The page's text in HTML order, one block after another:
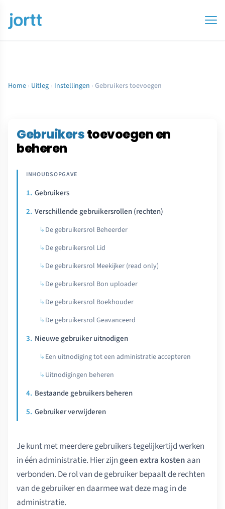
Home › Uitleg › Instellingen › Gebruikers toevoegen
Gebruikerstoevoegen en
beheren
Gebruikers
Verschillende gebruikersrollen (rechten)
De gebruikersrol Beheerder
De gebruikersrol Lid
De gebruikersrol Meekijker (read only)
De gebruikersrol Bon uploader
De gebruikersrol Boekhouder
De gebruikersrol Geavanceerd
Nieuwe gebruiker uitnodigen
Een uitnodiging tot een administratie accepteren
Uitnodigingen beheren
Bestaande gebruikers beheren
Gebruiker verwijderen
Je kunt met meerdere gebruikers tegelijkertijd werken
in één administratie. Hier zijngeen extra kosten aan
verbonden. De rol van de gebruiker bepaalt de rechten
van de gebruiker en daarmee wat deze mag in de
administratie.